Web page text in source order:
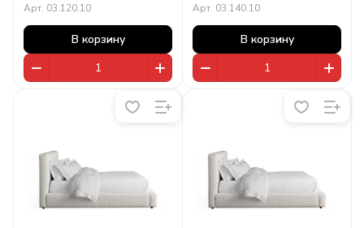
Арт. 03.120.10
В корзину
Арт. 03.140.10
В корзину